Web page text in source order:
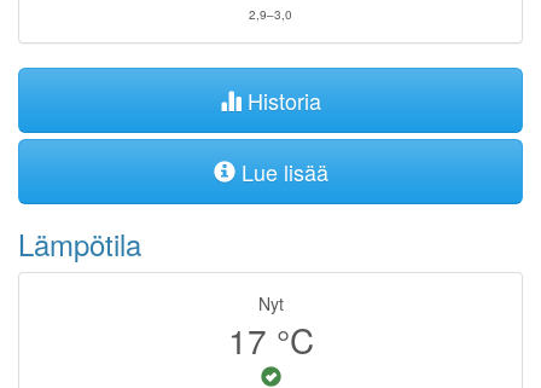
2,9–3,0
Historia
Lue lisää
Lämpötila
Nyt
17 °C